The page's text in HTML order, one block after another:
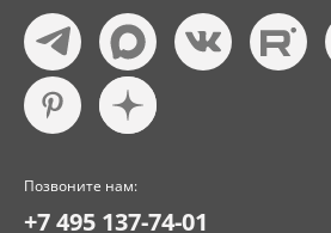
Позвоните нам:
+7 495 137-74-01